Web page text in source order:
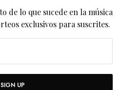
de lo que sucede en la música
exclusivos para suscrites.
SIGN UP